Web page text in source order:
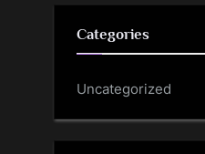
Categories
Uncategorized